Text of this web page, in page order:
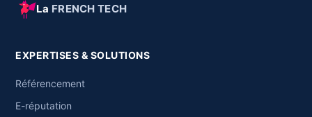
La FRENCH TECH
EXPERTISES & SOLUTIONS
Référencement
E-réputation